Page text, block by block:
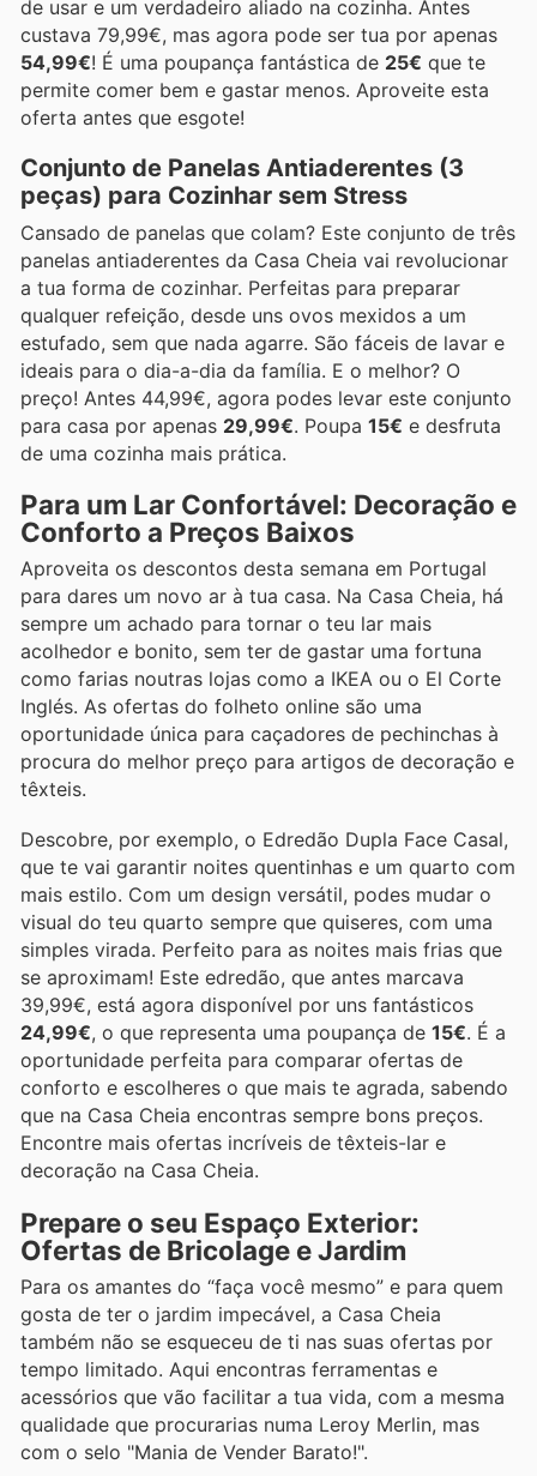
de usar e um verdadeiro aliado na cozinha. Antes
custava 79,99€, mas agora pode ser tua por apenas
54,99€! É uma poupança fantástica de 25€ que te
permite comer bem e gastar menos. Aproveite esta
oferta antes que esgote!
Conjunto de Panelas Antiaderentes (3
peças) para Cozinhar sem Stress
Cansado de panelas que colam? Este conjunto de três
panelas antiaderentes da Casa Cheia vai revolucionar
a tua forma de cozinhar. Perfeitas para preparar
qualquer refeição, desde uns ovos mexidos a um
estufado, sem que nada agarre. São fáceis de lavar e
ideais para o dia-a-dia da família. E o melhor? O
preço! Antes 44,99€, agora podes levar este conjunto
para casa por apenas 29,99€. Poupa 15€ e desfruta
de uma cozinha mais prática.
Para um Lar Confortável: Decoração e
Conforto a Preços Baixos
Aproveita os descontos desta semana em Portugal
para dares um novo ar à tua casa. Na Casa Cheia, há
sempre um achado para tornar o teu lar mais
acolhedor e bonito, sem ter de gastar uma fortuna
como farias noutras lojas como a IKEA ou o El Corte
Inglés. As ofertas do folheto online são uma
oportunidade única para caçadores de pechinchas à
procura do melhor preço para artigos de decoração e
têxteis.
Descobre, por exemplo, o Edredão Dupla Face Casal,
que te vai garantir noites quentinhas e um quarto com
mais estilo. Com um design versátil, podes mudar o
visual do teu quarto sempre que quiseres, com uma
simples virada. Perfeito para as noites mais frias que
se aproximam! Este edredão, que antes marcava
39,99€, está agora disponível por uns fantásticos
24,99€, o que representa uma poupança de 15€. É a
oportunidade perfeita para comparar ofertas de
conforto e escolheres o que mais te agrada, sabendo
que na Casa Cheia encontras sempre bons preços.
Encontre mais ofertas incríveis de têxteis-lar e
decoração na Casa Cheia.
Prepare o seu Espaço Exterior:
Ofertas de Bricolage e Jardim
Para os amantes do “faça você mesmo” e para quem
gosta de ter o jardim impecável, a Casa Cheia
também não se esqueceu de ti nas suas ofertas por
tempo limitado. Aqui encontras ferramentas e
acessórios que vão facilitar a tua vida, com a mesma
qualidade que procurarias numa Leroy Merlin, mas
com o selo "Mania de Vender Barato!".